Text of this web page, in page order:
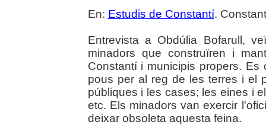
En: Estudis de Constantí.
Entrevista a Obdúlia Bofarull,
minadors que construïren i
Constantí i municipis propers.
pous per al reg de les terres i el
públiques i les cases; les eines i
etc. Els minadors van exercir
deixar obsoleta aquesta feina.